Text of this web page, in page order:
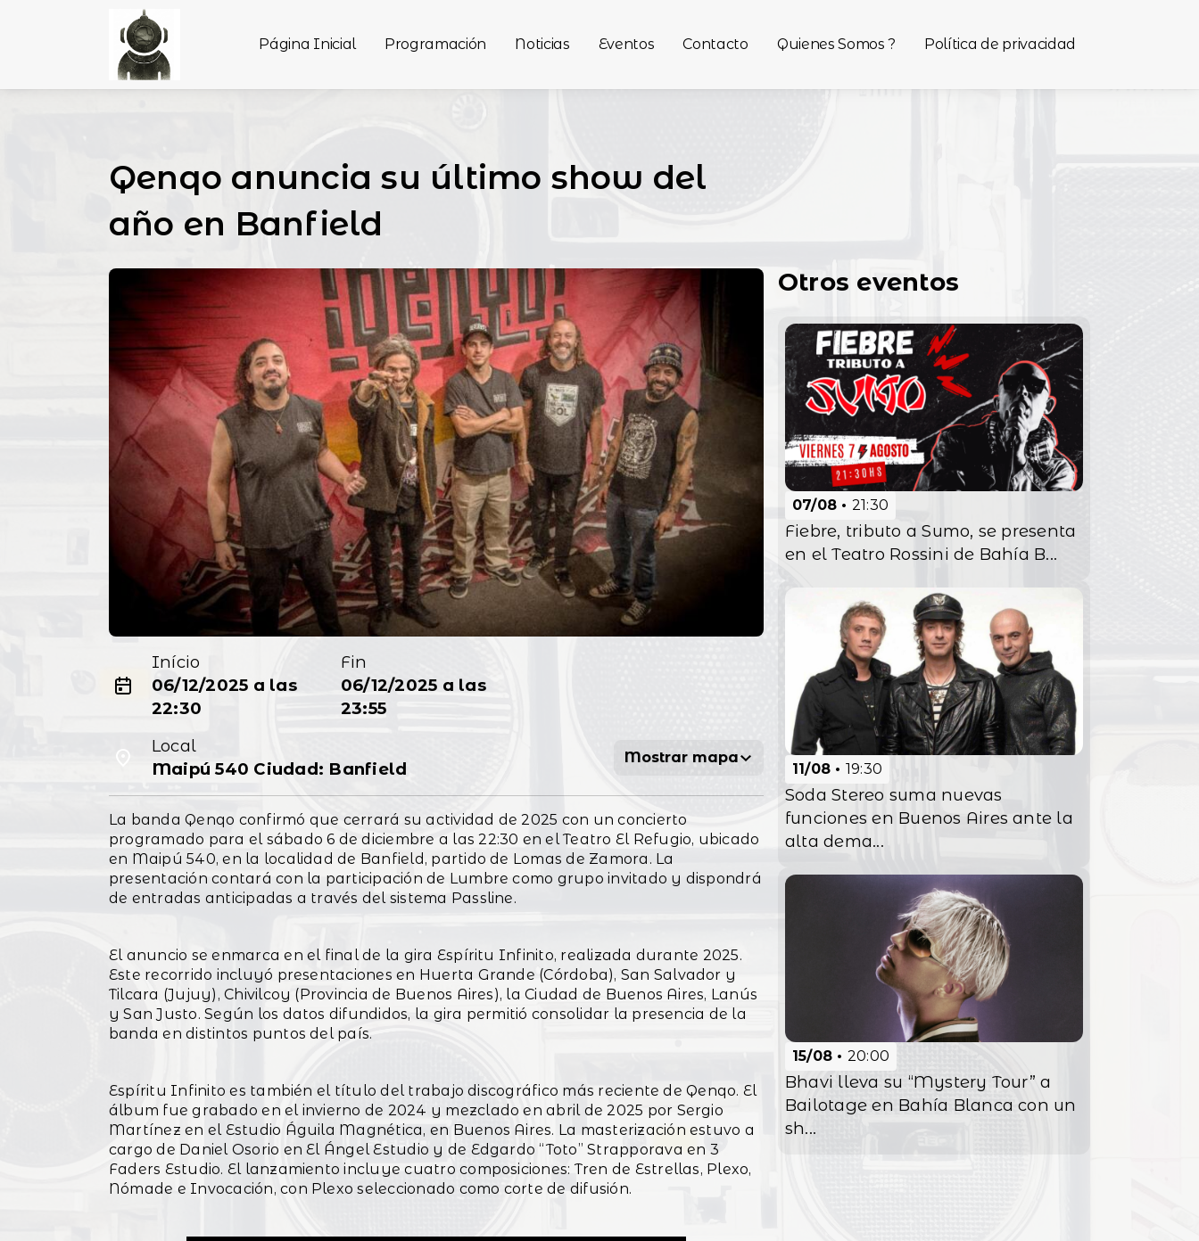
Página Inicial Programación Noticias Eventos Contacto Quienes Somos ? Política de privacidad
Qenqo anuncia su último show del
año en Banfield
Início
06/12/2025 a las
22:30
Fin
06/12/2025 a las
23:55
Local
Maipú 540 Ciudad: Banfield
Mostrar mapa
La banda Qenqo confirmó que cerrará su actividad de 2025 con un concierto
programado para el sábado 6 de diciembre a las 22:30 en el Teatro El Refugio, ubicado
en Maipú 540, en la localidad de Banfield, partido de Lomas de Zamora. La
presentación contará con la participación de Lumbre como grupo invitado y dispondrá
de entradas anticipadas a través del sistema Passline.
El anuncio se enmarca en el final de la gira Espíritu Infinito, realizada durante 2025.
Este recorrido incluyó presentaciones en Huerta Grande (Córdoba), San Salvador y
Tilcara (Jujuy), Chivilcoy (Provincia de Buenos Aires), la Ciudad de Buenos Aires, Lanús
y San Justo. Según los datos difundidos, la gira permitió consolidar la presencia de la
banda en distintos puntos del país.
Espíritu Infinito es también el título del trabajo discográfico más reciente de Qenqo. El
álbum fue grabado en el invierno de 2024 y mezclado en abril de 2025 por Sergio
Martínez en el Estudio Águila Magnética, en Buenos Aires. La masterización estuvo a
cargo de Daniel Osorio en El Ángel Estudio y de Edgardo “Toto” Strapporava en 3
Faders Estudio. El lanzamiento incluye cuatro composiciones: Tren de Estrellas, Plexo,
Nómade e Invocación, con Plexo seleccionado como corte de difusión.
Otros eventos
07/08 21:30
Fiebre, tributo a Sumo, se presenta
en el Teatro Rossini de Bahía B...
11/08 19:30
Soda Stereo suma nuevas
funciones en Buenos Aires ante la
alta dema...
15/08 20:00
Bhavi lleva su “Mystery Tour” a
Bailotage en Bahía Blanca con un
sh...